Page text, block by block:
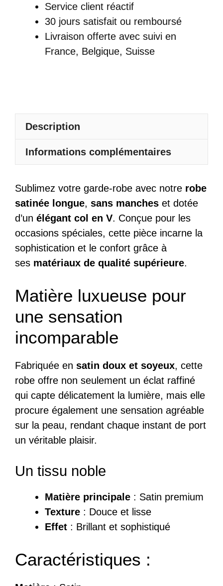
Longue
Poudré
Sans
Service client réactif
30 jours satisfait ou remboursé
Livraison offerte avec suivi en
France, Belgique, Suisse
Description
Informations complémentaires
Sublimez votre garde-robe avec notre robe
satinée longue, sans manches et dotée
d’un élégant col en V. Conçue pour les
occasions spéciales, cette pièce incarne la
sophistication et le confort grâce à
ses matériaux de qualité supérieure.
Matière luxueuse pour
une sensation
incomparable
Fabriquée en satin doux et soyeux, cette
robe offre non seulement un éclat raffiné
qui capte délicatement la lumière, mais elle
procure également une sensation agréable
sur la peau, rendant chaque instant de port
un véritable plaisir.
Un tissu noble
Matière principale : Satin premium
Texture : Douce et lisse
Effet : Brillant et sophistiqué
Caractéristiques :